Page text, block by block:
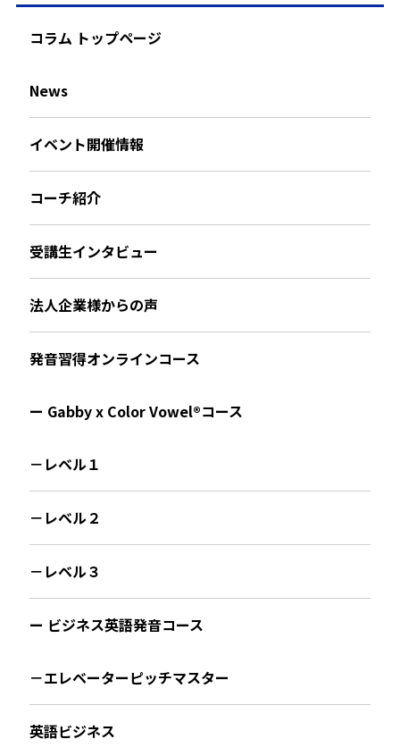
コラム トップページ
News
イベント開催情報
コーチ紹介
受講生インタビュー
法人企業様からの声
発音習得オンラインコース
ー Gabby x Color Vowel®︎コース
－レベル１
－レベル２
－レベル３
ー ビジネス英語発音コース
－エレベーターピッチマスター
英語ビジネス